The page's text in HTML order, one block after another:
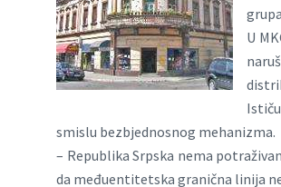
U
smislu bezbjednosnog mehanizma.
– Republika Srpska nema
da međuentitetska granična linija